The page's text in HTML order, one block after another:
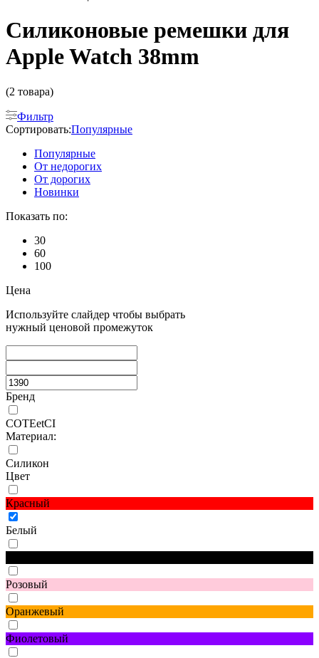
Cиликоновые ремешки для
Apple Watch 38mm
(2 товара)
Фильтр
Сортировать:Популярные
Популярные
От недорогих
От дорогих
Новинки
Показать по:
30
60
100
Цена
Используйте слайдер чтобы выбрать
нужный ценовой промежуток
Бренд
COTEetCI
Материал:
Силикон
Цвет
Красный
Белый
Розовый
Оранжевый
Фиолетовый